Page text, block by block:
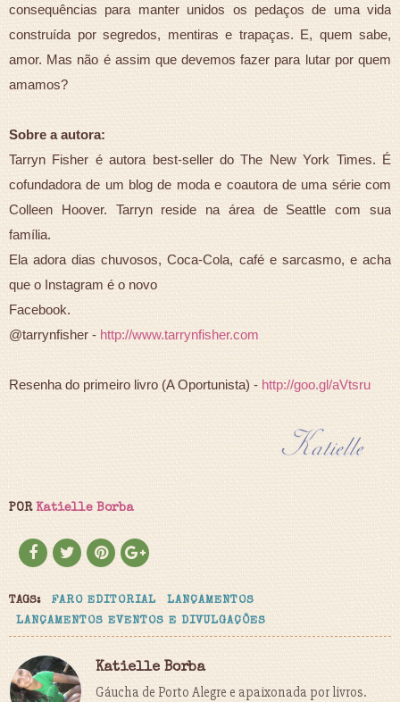
consequências para manter unidos os pedaços de uma vida
construída por segredos, mentiras e trapaças. E, quem sabe,
amor. Mas não é assim que devemos fazer para lutar por quem
amamos?
Sobre a autora:
Tarryn Fisher é autora best-seller do The New York Times. É
cofundadora de um blog de moda e coautora de uma série com
Colleen Hoover. Tarryn reside na área de Seattle com sua
família.
Ela adora dias chuvosos, Coca-Cola, café e sarcasmo, e acha
que o Instagram é o novo
Facebook.
@tarrynfisher -http://www.tarrynfisher.com
Resenha do primeiro livro (A Oportunista) -http://goo.gl/aVtsru
POR Katielle Borba
TAGS: FARO EDITORIAL
LANÇAMENTOS
LANÇAMENTOS EVENTOS E DIVULGAÇÕES
Katielle Borba
Gáucha de Porto Alegre e apaixonada por livros.